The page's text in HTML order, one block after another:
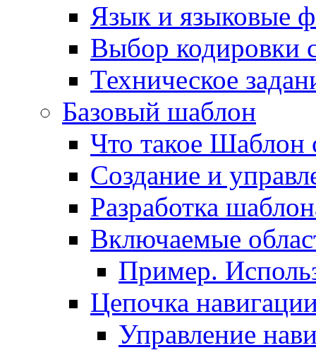
Язык и языковые
Выбор кодировки
Техническое
Базовый шаблон
Что такое Шаблон
Создание и
Разработка
Включаемые
Пример.
Цепочка
Управление